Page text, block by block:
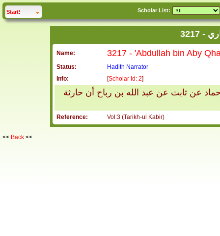
Start! click to Scholar List:
Name:
Status:
Hadith Narrator
Info:
[Scholar Id: 2]
عن ثابت عن عبد الله بن رباح أن حارثة
Reference: Vol:3 (Tarikh-ul Kabir)
<< Back <<